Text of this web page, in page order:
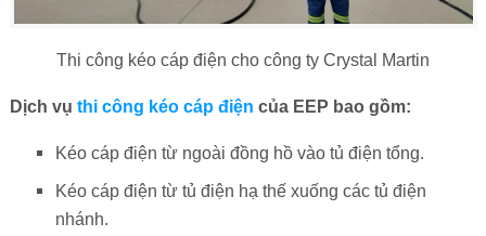
Thi công kéo cáp điện cho công ty Crystal Martin
Dịch vụ thi công kéo cáp điện của EEP bao gồm:
Kéo cáp điện từ ngoài đồng hồ vào tủ điện tổng.
Kéo cáp điện từ tủ điện hạ thế xuống các tủ điện
nhánh.